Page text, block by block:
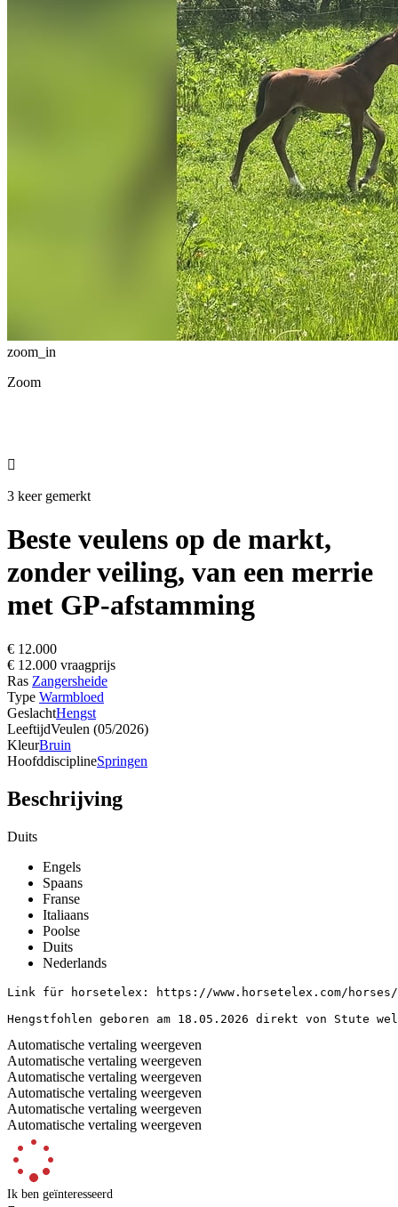
zoom_in
Zoom

3 keer gemerkt
Beste veulens op de markt,
zonder veiling, van een merrie
met GP-afstamming
€ 12.000
€ 12.000 vraagprijs
Ras Zangersheide
Type Warmbloed
GeslachtHengst
LeeftijdVeulen (05/2026)
KleurBruin
HoofddisciplineSpringen
Beschrijving
Duits
Engels
Spaans
Franse
Italiaans
Poolse
Duits
Nederlands
Link für horsetelex: https://www.horsetelex.com/horses/
Hengstfohlen geboren am 18.05.2026 direkt von Stute
Automatische vertaling weergeven
Automatische vertaling weergeven
Automatische vertaling weergeven
Automatische vertaling weergeven
Automatische vertaling weergeven
Automatische vertaling weergeven
Ik ben geïnteresseerd